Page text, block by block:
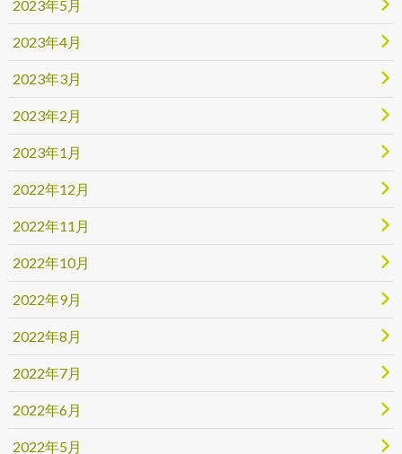
2023年5月
2023年4月
2023年3月
2023年2月
2023年1月
2022年12月
2022年11月
2022年10月
2022年9月
2022年8月
2022年7月
2022年6月
2022年5月